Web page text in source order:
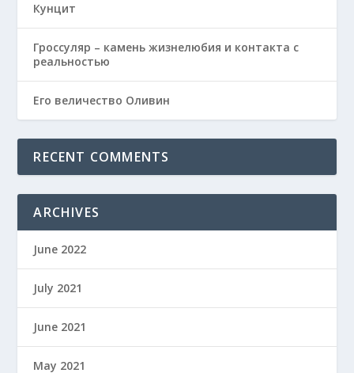
Кунцит
Гроссуляр – камень жизнелюбия и контакта с
реальностью
Его величество Оливин
RECENT COMMENTS
ARCHIVES
June 2022
July 2021
June 2021
May 2021